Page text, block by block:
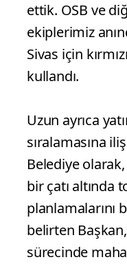
ettik. OSB ve
ekiplerimiz
Sivas için
kullandı.
Uzun ayrıca
sıralamasına
Belediye
bir çatı altında
planlamalarını
belirten
sürecinde